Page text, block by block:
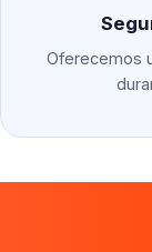
Oferecemos